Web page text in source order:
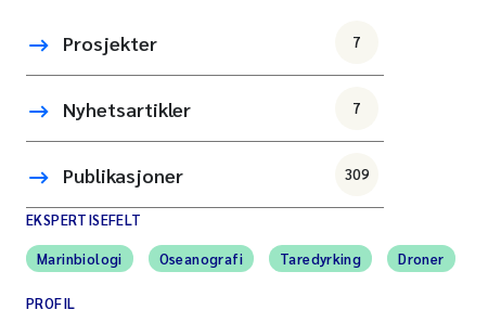
Prosjekter 7
Nyhetsartikler 7
Publikasjoner 309
EKSPERTISEFELT
Marinbiologi Oseanografi Taredyrking Droner
PROFIL